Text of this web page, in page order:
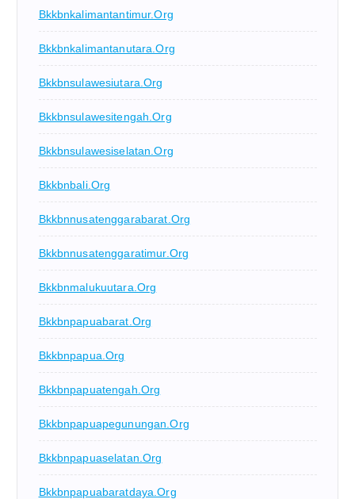
Bkkbnkalimantantimur.org
Bkkbnkalimantanutara.org
Bkkbnsulawesiutara.org
Bkkbnsulawesitengah.org
Bkkbnsulawesiselatan.org
Bkkbnbali.org
Bkkbnnusatenggarabarat.org
Bkkbnnusatenggaratimur.org
Bkkbnmalukuutara.org
Bkkbnpapuabarat.org
Bkkbnpapua.org
Bkkbnpapuatengah.org
Bkkbnpapuapegunungan.org
Bkkbnpapuaselatan.org
Bkkbnpapuabaratdaya.org